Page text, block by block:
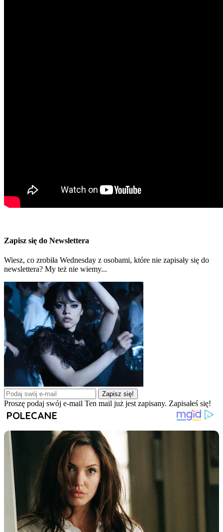
Zapisz się do Newslettera
Wiesz, co zrobiła Wednesday z osobami, które nie zapisały się do
newslettera? My też nie wiemy...
Zapisz się!
Proszę podaj swój e-mail Ten mail już jest zapisany. Zapisałeś się!